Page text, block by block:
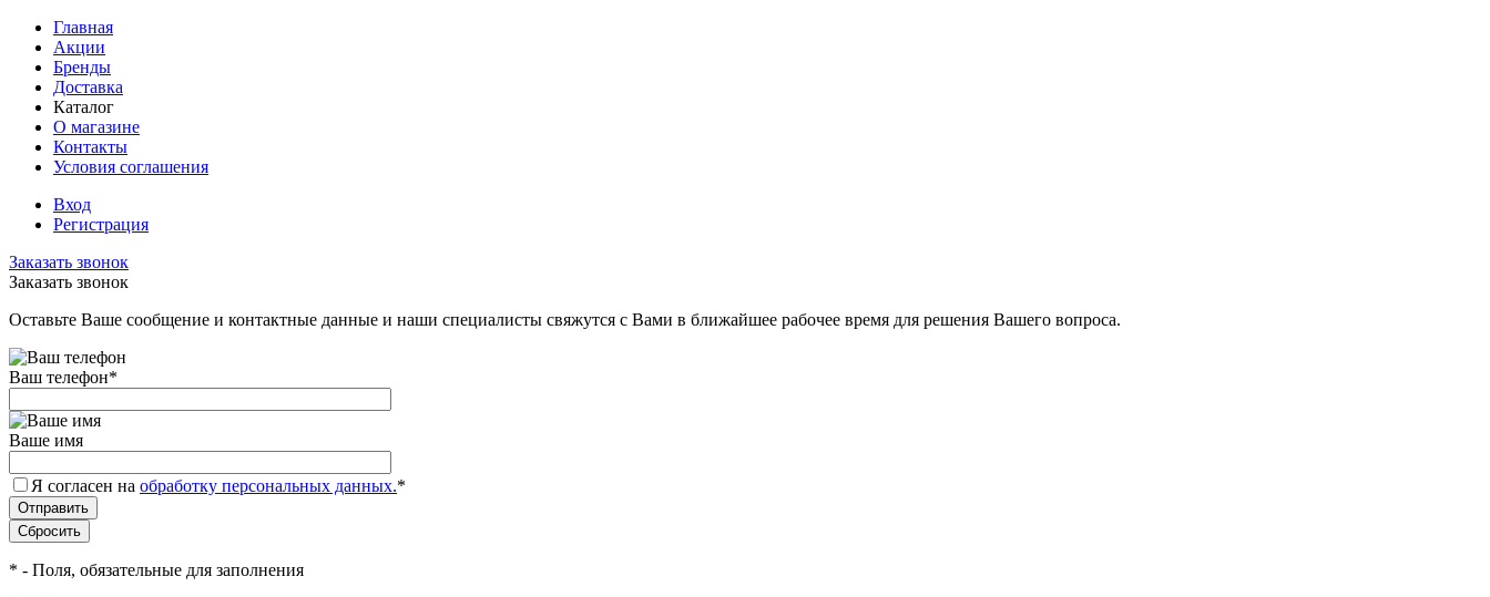
Главная
Акции
Бренды
Доставка
Каталог
О магазине
Контакты
Условия соглашения
Вход
Регистрация
Заказать звонок
Заказать звонок
Оставьте Ваше сообщение и контактные данные и наши специалисты свяжутся с Вами в ближайшее рабочее время для решения Вашего вопроса.
Ваш телефон*
Ваше имя
Я согласен на обработку персональных данных.*
* - Поля, обязательные для заполнения